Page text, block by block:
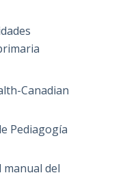
Canadian
Pediagogía
manual del